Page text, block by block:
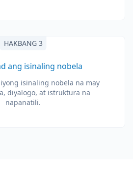
HAKBANG 3
ang isinaling nobela
isinaling nobela na may
diyalogo, at istruktura na
napanatili.